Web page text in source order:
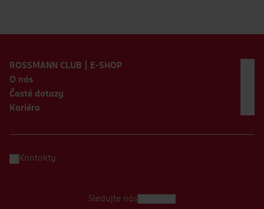
ROSSMANN CLUB | E-SHOP
O nás
Časté dotazy
Kariéra
Kontakty
Sledujte nás